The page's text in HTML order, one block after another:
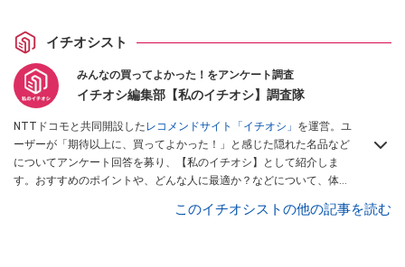
イチオシスト
みんなの買ってよかった！をアンケート調査
イチオシ編集部【私のイチオシ】調査隊
NTTドコモと共同開設したレコメンドサイト「イチオシ」 を運営。ユ
ーザーが「期待以上に、買ってよかった！」と感じた隠れた名品など
についてアンケート回答を募り、【私のイチオシ】として紹介しま
す。おすすめのポイントや、どんな人に最適か？などについて、体験
このイチオシストの他の記事を読む